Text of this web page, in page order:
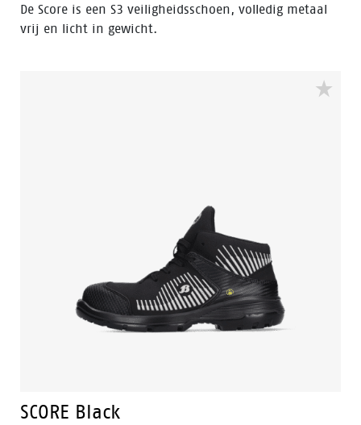
De Score is een S3 veiligheidsschoen, volledig metaal
vrij en licht in gewicht.
SCORE Black